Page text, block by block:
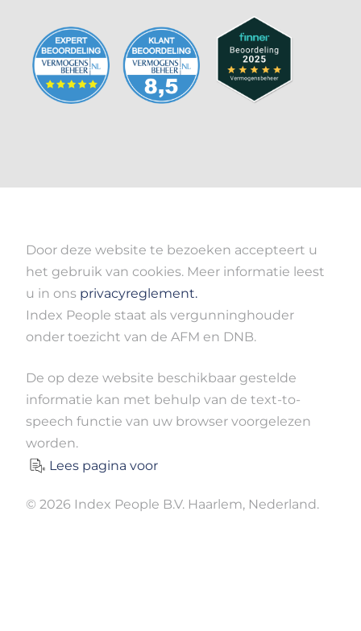
Door deze website te bezoeken accepteert u
het gebruik van cookies. Meer informatie leest
u in ons privacyreglement.
Index People staat als vergunninghouder
onder toezicht van de AFM en DNB.
De op deze website beschikbaar gestelde
informatie kan met behulp van de text-to-
speech functie van uw browser voorgelezen
worden.
Lees pagina voor
© 2026 Index People B.V. Haarlem, Nederland.